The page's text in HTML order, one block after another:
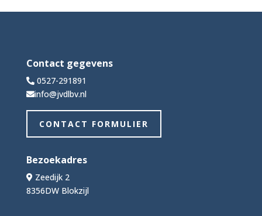
Contact gegevens
0527-291891
info@jvdlbv.nl
CONTACT FORMULIER
Bezoekadres
Zeedijk 2
8356DW Blokzijl